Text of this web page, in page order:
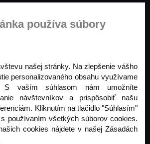
vie. Zaregistrujte sa na odber
Odoberať
používa súbory
našej stránky. Na zlepšenie vášho
personalizovaného obsahu využívame
S vaším súhlasom nám umožníte
návštevníkov a prispôsobiť našu
Kliknutím na tlačidlo "Súhlasím"
používaním všetkých súborov cookies.
cookies nájdete v našej Zásadách